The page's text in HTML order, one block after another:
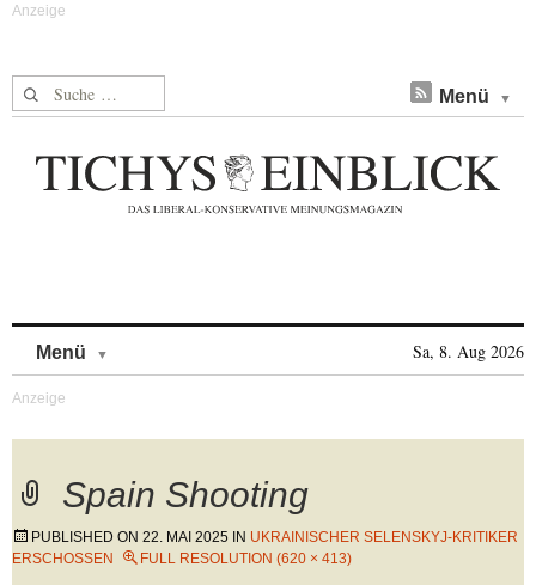
Suche nach: Menü
Menü Sa, 8. Aug 2026
Spain Shooting
PUBLISHED ON 22. MAI 2025 IN UKRAINISCHER SELENSKYJ-KRITIKER
ERSCHOSSEN
FULL RESOLUTION (620 × 413)